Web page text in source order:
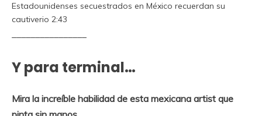
Estadounidenses secuestrados en México recuerdan su
cautiverio 2:43
Y para terminal…
Mira la increíble habilidad de esta mexicana artist que